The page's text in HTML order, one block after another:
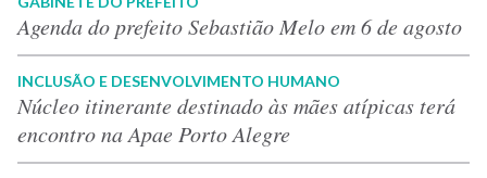
Agenda do prefeito Sebastião Melo em 6 de agosto
INCLUSÃO E DESENVOLVIMENTO HUMANO
Núcleo itinerante destinado às mães atípicas terá
encontro na Apae Porto Alegre